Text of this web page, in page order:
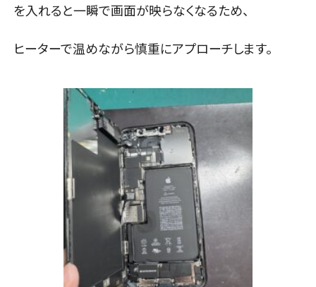
を入れると一瞬で画面が映らなくなるため、
ヒーターで温めながら慎重にアプローチします。